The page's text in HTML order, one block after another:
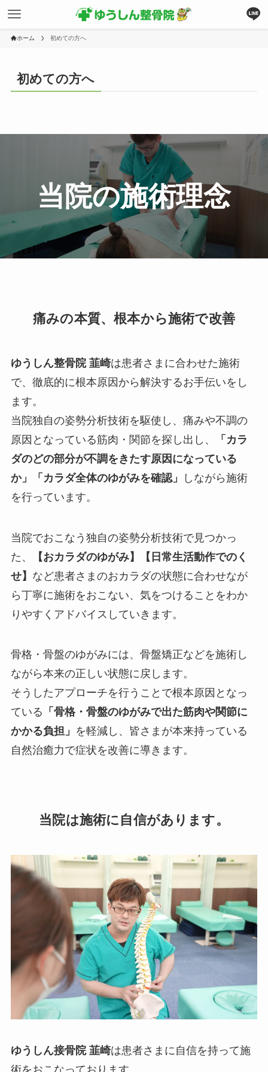
ホーム 初めての方へ
初めての方へ
当院の施術理念
痛みの本質、根本から施術で改善
ゆうしん整骨院 韮崎は患者さまに合わせた施術
で、徹底的に根本原因から解決するお手伝いをし
ます。
当院独自の姿勢分析技術を駆使し、痛みや不調の
原因となっている筋肉・関節を探し出し、
「カラ
ダのどの部分が不調をきたす原因になっている
か」「カラダ全体のゆがみを確認」
しながら施術
を行っています。
当院でおこなう独自の姿勢分析技術で見つかっ
た、
【おカラダのゆがみ】【日常生活動作でのく
せ】 など患者さまのおカラダの状態に合わせなが
ら丁寧に施術をおこない、気をつけることをわか
りやすくアドバイスしていきます。
骨格・骨盤のゆがみには、骨盤矯正などを施術し
ながら本来の正しい状態に戻します。
そうしたアプローチを行うことで根本原因となっ
ている 「骨格・骨盤のゆがみで出た筋肉や関節に
かかる負担」 を軽減し、皆さまが本来持っている
自然治癒力で症状を改善に導きます。
当院は施術に自信があります。
ゆうしん接骨院 韮崎は患者さまに自信を持って施